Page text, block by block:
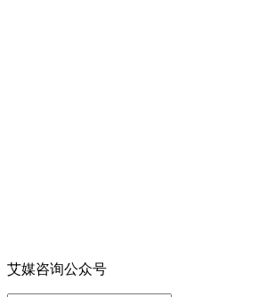
艾媒咨询公众号